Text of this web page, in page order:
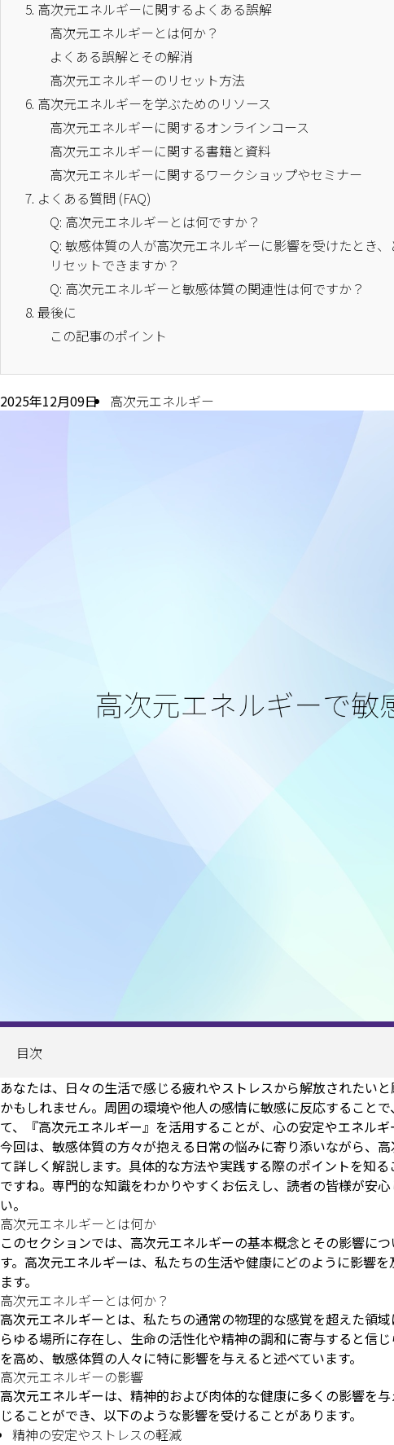
5. 高次元エネルギーに関するよくある誤解
高次元エネルギーとは何か？
よくある誤解とその解消
高次元エネルギーのリセット方法
6. 高次元エネルギーを学ぶためのリソース
高次元エネルギーに関するオンラインコース
高次元エネルギーに関する書籍と資料
高次元エネルギーに関するワークショップやセミナー
7. よくある質問 (FAQ)
Q: 高次元エネルギーとは何ですか？
Q: 敏感体質の人が高次元エネルギーに影響を受けたとき、
リセットできますか？
Q: 高次元エネルギーと敏感体質の関連性は何ですか？
8. 最後に
この記事のポイント
2025年12月09日 高次元エネルギー
目次
あなたは、日々の生活で感じる疲れやストレスから解放されたい
かもしれません。周囲の環境や他人の感情に敏感に反応すること
て、『高次元エネルギー』を活用することが、心の安定やエネル
今回は、敏感体質の方々が抱える日常の悩みに寄り添いながら、
て詳しく解説します。具体的な方法や実践する際のポイントを知
ですね。専門的な知識をわかりやすくお伝えし、読者の皆様が安
い。
高次元エネルギーとは何か
このセクションでは、高次元エネルギーの基本概念とその影響に
す。高次元エネルギーは、私たちの生活や健康にどのように影響
ます。
高次元エネルギーとは何か？
高次元エネルギーとは、私たちの通常の物理的な感覚を超えた領
らゆる場所に存在し、生命の活性化や精神の調和に寄与すると信
を高め、敏感体質の人々に特に影響を与えると述べています。
高次元エネルギーの影響
高次元エネルギーは、精神的および肉体的な健康に多くの影響を
じることができ、以下のような影響を受けることがあります。
精神の安定やストレスの軽減